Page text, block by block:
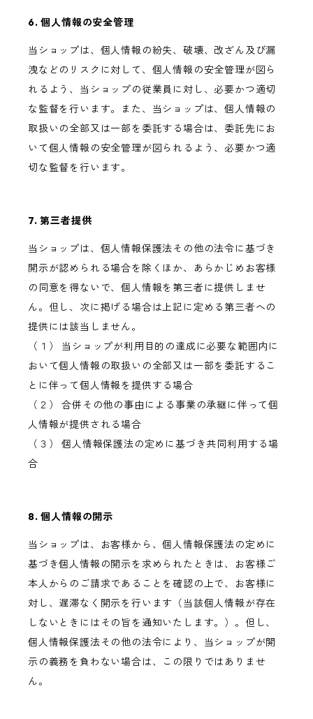
6. 個人情報の安全管理
当ショップは、個人情報の紛失、破壊、改ざん及び漏
洩などのリスクに対して、個人情報の安全管理が図ら
れるよう、当ショップの従業員に対し、必要かつ適切
な監督を行います。また、当ショップは、個人情報の
取扱いの全部又は一部を委託する場合は、委託先にお
いて個人情報の安全管理が図られるよう、必要かつ適
切な監督を行います。
7. 第三者提供
当ショップは、個人情報保護法その他の法令に基づき
開示が認められる場合を除くほか、あらかじめお客様
の同意を得ないで、個人情報を第三者に提供しませ
ん。但し、次に掲げる場合は上記に定める第三者への
提供には該当しません。
（１） 当ショップが利用目的の達成に必要な範囲内に
おいて個人情報の取扱いの全部又は一部を委託するこ
とに伴って個人情報を提供する場合
（２） 合併その他の事由による事業の承継に伴って個
人情報が提供される場合
（３） 個人情報保護法の定めに基づき共同利用する場
合
8. 個人情報の開示
当ショップは、お客様から、個人情報保護法の定めに
基づき個人情報の開示を求められたときは、お客様ご
本人からのご請求であることを確認の上で、お客様に
対し、遅滞なく開示を行います（当該個人情報が存在
しないときにはその旨を通知いたします。）。但し、
個人情報保護法その他の法令により、当ショップが開
示の義務を負わない場合は、この限りではありませ
ん。